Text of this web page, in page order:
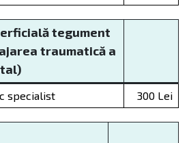
tegument
traumatică a
specialist 300 Lei